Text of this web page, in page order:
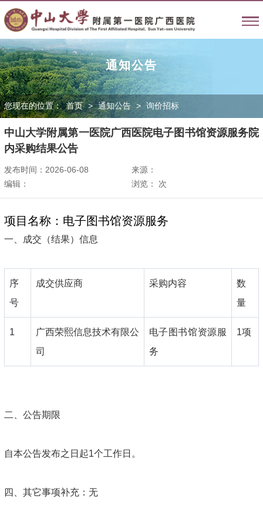
通知公告
您现在的位置： 首页 > 通知公告 > 询价招标
中山大学附属第一医院广西医院电子图书馆资源服务院
内采购结果公告
发布时间：2026-06-08
来源：
编辑：
浏览： 次
项目名称：电子图书馆资源服务
一、成交（结果）信息
序
号
成交供应商 采购内容
数
量
1
广西荣熙信息技术有限公
司
电子图书馆资源服
务
1项
二、公告期限
自本公告发布之日起1个工作日。
四、其它事项补充：无